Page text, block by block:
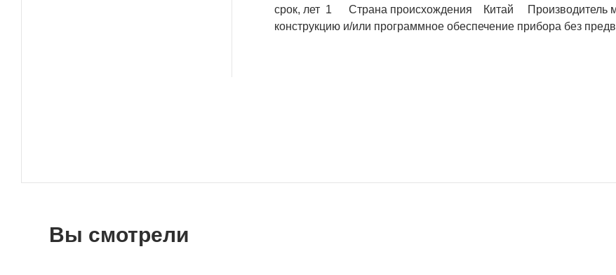
срок, лет 1 Страна происхождения Китай Производитель
конструкцию и/или программное обеспечение прибора без
Вы смотрели